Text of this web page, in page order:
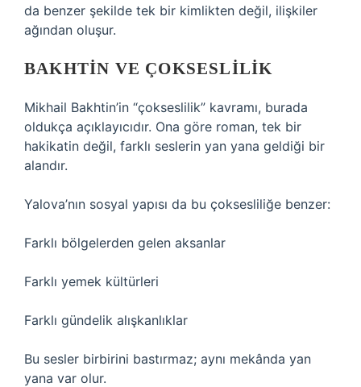
da benzer şekilde tek bir kimlikten değil, ilişkiler
ağından oluşur.
BAKHTIN VE ÇOKSESLILIK
Mikhail Bakhtin’in “çokseslilik” kavramı, burada
oldukça açıklayıcıdır. Ona göre roman, tek bir
hakikatin değil, farklı seslerin yan yana geldiği bir
alandır.
Yalova’nın sosyal yapısı da bu çoksesliliğe benzer:
Farklı bölgelerden gelen aksanlar
Farklı yemek kültürleri
Farklı gündelik alışkanlıklar
Bu sesler birbirini bastırmaz; aynı mekânda yan
yana var olur.